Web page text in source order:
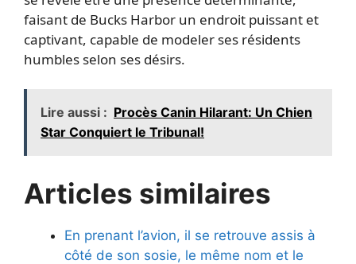
faisant de Bucks Harbor un endroit puissant et
captivant, capable de modeler ses résidents
humbles selon ses désirs.
Lire aussi : Procès Canin Hilarant: Un Chien
Star Conquiert le Tribunal!
Articles similaires
En prenant l’avion, il se retrouve assis à
côté de son sosie, le même nom et le